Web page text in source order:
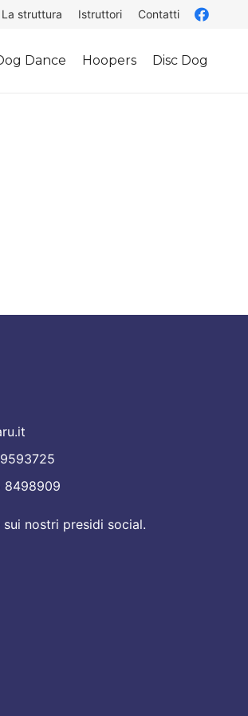
La struttura Istruttori Contatti
Dance Hoopers Disc Dog
8498909
sui nostri presidi social.